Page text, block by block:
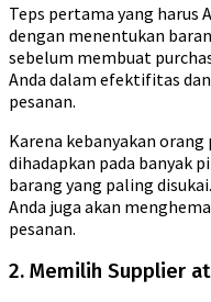
Teps pertama yang harus
dengan menentukan
sebelum membuat
Anda dalam efektifitas
pesanan.
Karena kebanyakan
dihadapkan pada banyak
barang yang paling
Anda juga akan
pesanan.
2. Memilih Supplier